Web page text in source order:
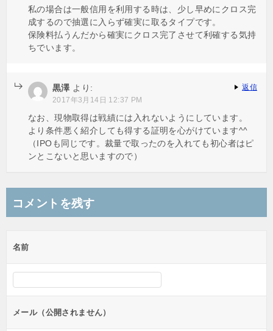
私の場合は一般信用を利用する時は、少し早めにクロス完
成するので抽選に入らず確実に取るタイプです。
保険料払うんだから確実にクロス完了させて利確する気持
ちでいます。
黒澤 より:
2017年3月14日 12:37 PM
なお、現物取得は戦績には入れないようにしています。
より条件悪く紹介しても得する証明を心がけています^^
（IPOも同じです。裁量で取ったのを入れても初心者はピ
ンとこないと思いますので）
返信
コメントを残す
名前
メール（公開されません）